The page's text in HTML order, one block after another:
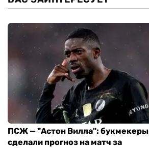
ПСЖ — "Астон Вилла": букмекеры
сделали прогноз на матч за